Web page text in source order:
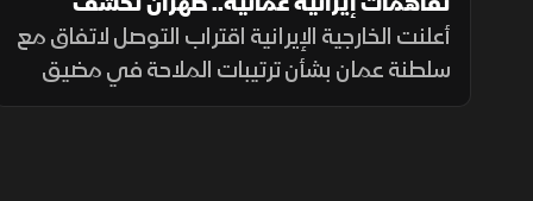
تفاصيل اتفاق مضيق هرمز
أعلنت الخارجية الإيرانية اقتراب التوصل لاتفاق مع
سلطنة عمان بشأن ترتيبات الملاحة في مضيق
هرمز، مؤكدة أن فتح المضيق يبقى مشروطًا